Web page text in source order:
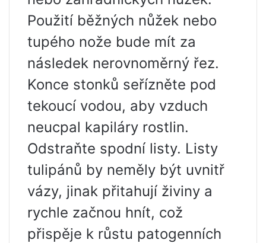
Použití běžných nůžek nebo
tupého nože bude mít za
následek nerovnoměrný řez.
Konce stonků seřízněte pod
tekoucí vodou, aby vzduch
neucpal kapiláry rostlin.
Odstraňte spodní listy. Listy
tulipánů by neměly být uvnitř
vázy, jinak přitahují živiny a
rychle začnou hnít, což
přispěje k růstu patogenních